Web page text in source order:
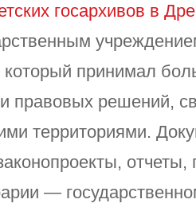
госархивов в
который принимал
правовых решений,
территориями.
—